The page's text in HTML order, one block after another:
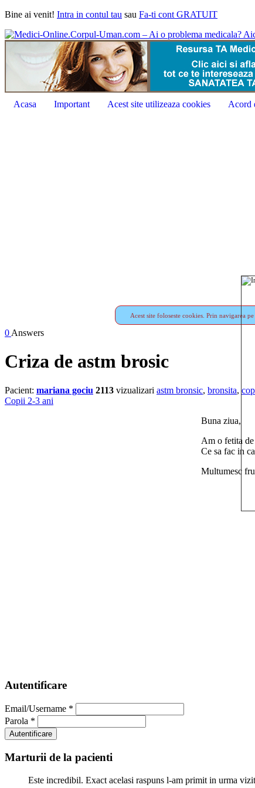
Bine ai venit! Intra in contul tau sau Fa-ti cont GRATUIT
Acasa Important Acest site utilizeaza cookies Acord
Acest site foloseste cookies. Prin navigarea
0 Answers
Criza de astm brosic
Pacient: mariana gociu 2113 vizualizari astm bronsic, bronsita,
Copii 2-3 ani
Buna ziua,
Am o fetita
Ce sa fac in
Multumesc
Autentificare
Email/Username *
Parola *
Marturii de la pacienti
Este incredibil. Exact acelasi raspuns l-am primit in urma